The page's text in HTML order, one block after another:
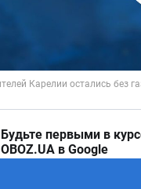
Будьте первыми в
OBOZ.UA в Google